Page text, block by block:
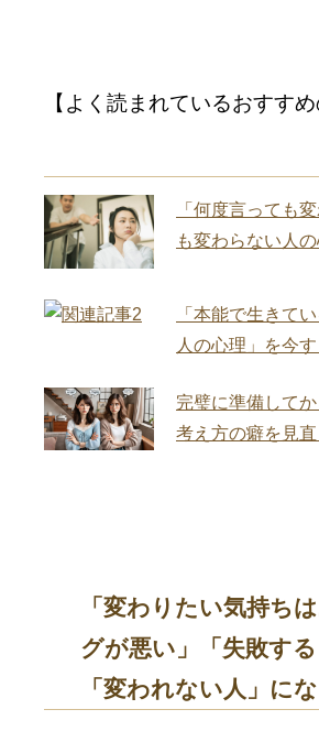
【よく読まれているおすすめ
「何度言っても
も変わらない人
「本能で生きて
人の心理」を今
完璧に準備して
考え方の癖を見
「変わりたい気持ち
グが悪い」「失敗す
「変われない人」に